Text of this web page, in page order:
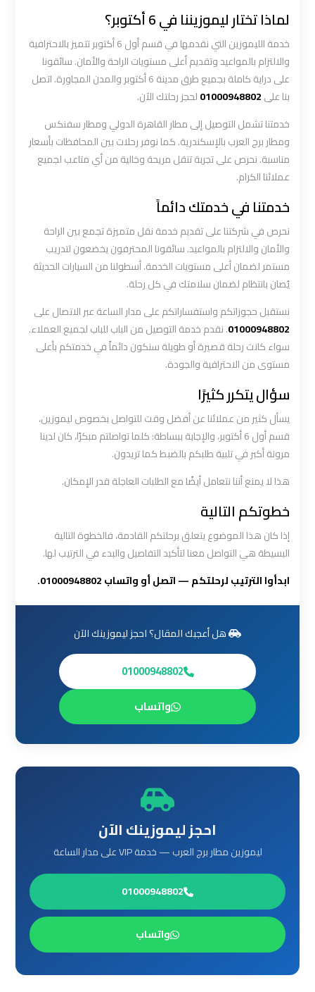
لماذا تختار ليموزيننا في 6 أكتوبر؟
خدمة الليموزين التي نقدمها في قسم أول 6 أكتوبر تتميز بالاحترافية
والالتزام بالمواعيد وتقديم أعلى مستويات الراحة والأمان. سائقونا
على دراية كاملة بجميع طرق مدينة 6 أكتوبر والمدن المجاورة. اتصل
بنا على01000948802لحجز رحلتك الآن.
خدمتنا تشمل التوصيل إلى مطار القاهرة الدولي ومطار سفنكس
ومطار برج العرب بالإسكندرية. كما نوفر رحلات بين المحافظات بأسعار
مناسبة. نحرص على تجربة تنقل مريحة وخالية من أي متاعب لجميع
عملائنا الكرام.
خدمتنا في خدمتك دائماً
نحرص في شركتنا على تقديم خدمة نقل متميزة تجمع بين الراحة
والأمان والالتزام بالمواعيد. سائقونا المحترفون يخضعون لتدريب
مستمر لضمان أعلى مستويات الخدمة. أسطولنا من السيارات الحديثة
يُصان بانتظام لضمان سلامتك في كل رحلة.
نستقبل حجوزاتكم واستفساراتكم على مدار الساعة عبر الاتصال على
01000948802. نقدم خدمة التوصيل من الباب للباب لجميع العملاء.
سواء كانت رحلة قصيرة أو طويلة سنكون دائماً في خدمتكم بأعلى
مستوى من الاحترافية والجودة.
سؤال يتكرر كثيرًا
يسأل كثير من عملائنا عن أفضل وقت للتواصل بخصوص ليموزين،
قسم أول 6 أكتوبر، والإجابة ببساطة: كلما تواصلتم مبكرًا، كان لدينا
مرونة أكبر في تلبية طلبكم بالضبط كما تريدون.
هذا لا يمنع أننا نتعامل أيضًا مع الطلبات العاجلة قدر الإمكان.
خطوتكم التالية
إذا كان هذا الموضوع يتعلق برحلتكم القادمة، فالخطوة التالية
البسيطة هي التواصل معنا لتأكيد التفاصيل والبدء في الترتيب لها.
ابدأوا الترتيب لرحلتكم — اتصل أو واتساب 01000948802.
هل أعجبك المقال؟ احجز ليموزينك الآن
01000948802
واتساب
احجز ليموزينك الآن
ليموزين مطار برج العرب — خدمة VIP على مدار الساعة
01000948802
واتساب
القاهرة
ليموزين
السخنة
القاهرة
اسكندرية
ليموزين
المطار
الساخن
ليموزين
المطار
ليموزين
اكتوبر
ليموزين
أسعار
ليموزين
القاهرة
ليموزين
مطار
ليموزين
الاسكندرية
القاهرة